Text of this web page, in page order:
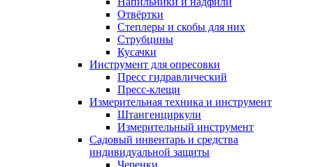
Отвёртки
Степлеры и скобы для них
Струбцины
Кусачки
Инструмент для опресовки
Пресс гидравлический
Пресс-клещи
Измерительная техника и инструмент
Штангенциркули
Измерительный инструмент
Садовый инвентарь и средства
индивидуальной защиты
Черенки